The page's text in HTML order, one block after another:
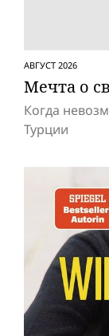
АВГУСТ 2026
Мечта о
Когда
Турции